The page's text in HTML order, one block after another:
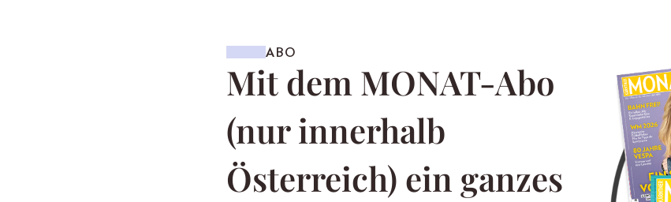
ABO
Mit dem MONAT-Abo
(nur innerhalb
Österreich) ein ganzes